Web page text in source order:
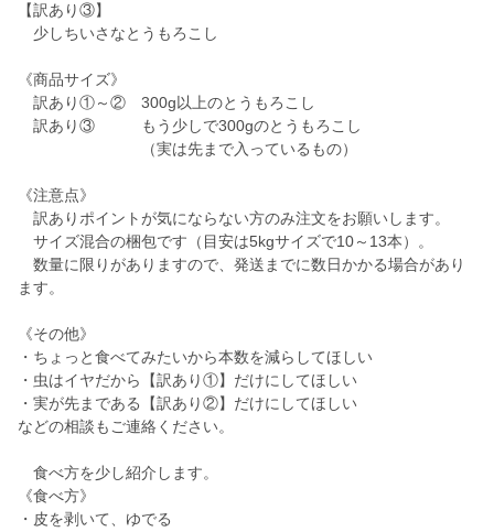
【訳あり③】
少しちいさなとうもろこし
《商品サイズ》
訳あり①～② 300g以上のとうもろこし
訳あり③ もう少しで300gのとうもろこし
（実は先まで入っているもの）
《注意点》
訳ありポイントが気にならない方のみ注文をお願いします。
サイズ混合の梱包です（目安は5kgサイズで10～13本）。
数量に限りがありますので、発送までに数日かかる場合があり
ます。
《その他》
・ちょっと食べてみたいから本数を減らしてほしい
・虫はイヤだから【訳あり①】だけにしてほしい
・実が先まである【訳あり②】だけにしてほしい
などの相談もご連絡ください。
食べ方を少し紹介します。
《食べ方》
・皮を剥いて、ゆでる